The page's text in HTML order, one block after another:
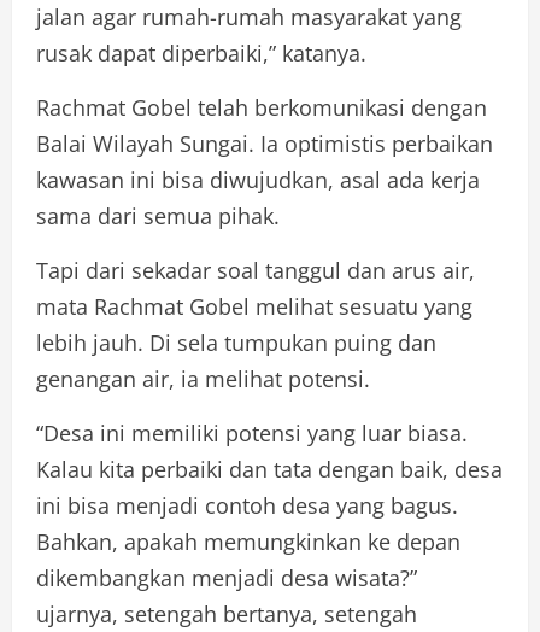
jalan agar rumah-rumah masyarakat yang
rusak dapat diperbaiki,” katanya.
Rachmat Gobel telah berkomunikasi dengan
Balai Wilayah Sungai. Ia optimistis perbaikan
kawasan ini bisa diwujudkan, asal ada kerja
sama dari semua pihak.
Tapi dari sekadar soal tanggul dan arus air,
mata Rachmat Gobel melihat sesuatu yang
lebih jauh. Di sela tumpukan puing dan
genangan air, ia melihat potensi.
“Desa ini memiliki potensi yang luar biasa.
Kalau kita perbaiki dan tata dengan baik, desa
ini bisa menjadi contoh desa yang bagus.
Bahkan, apakah memungkinkan ke depan
dikembangkan menjadi desa wisata?”
ujarnya, setengah bertanya, setengah